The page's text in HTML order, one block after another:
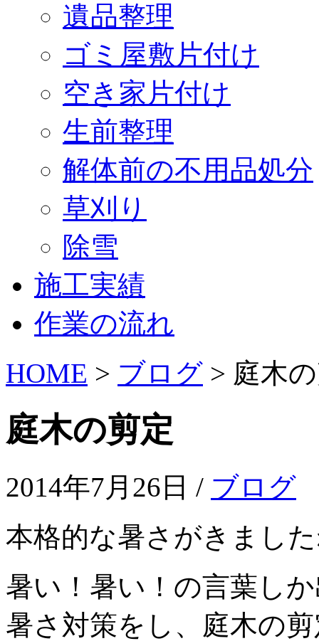
遺品整理
ゴミ屋敷片付け
空き家片付け
生前整理
解体前の不用品処分
草刈り
除雪
施工実績
作業の流れ
HOME > ブログ > 庭木
庭木の剪定
2014年7月26日 / ブログ
本格的な暑さがきまし
暑い！暑い！の言葉し
暑さ対策をし、庭木の